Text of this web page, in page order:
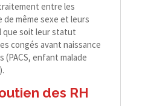
entre les
de même sexe et leurs
que soit leur statut
congés avant naissance
enfant malade
des RH